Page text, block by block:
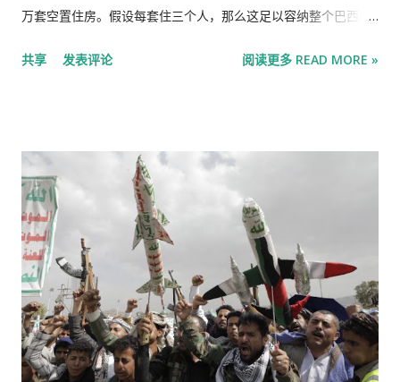
分析，但我们投资的公司是处在特定的时代中，或多或少会受到
个机会，我和大家分享一些我个人的看法。 我今天的分享会围绕
四，回到我们的主题，作为一个全球价值投资人，如何应对当今
时代的挑战。 这四个题目都很大，所以我们也不能够太深入地展
开，但我会尽...
万套空置住房。假设每套住三个人，那么这足以容纳整个巴西的
而实际上中国人口并没有在增长。由于中国的独生子女政策，预
会被买下并入住，尤其是如果经济学家呼吁政府采取的更多支持
措施出台，能让中国买家相信房价会再次上涨。鉴于北京、上海
和深圳等大城市经济活跃，加上外来人员流入也促进了人口增
长，这些城市几乎肯定会消化掉过剩的住房。 在小城市，解决这
个问题则要困难得多，因为这些城市的经济前景往往较弱，人口
也在减少。在中国，研究人员非正式地将城市分为不同等级，近
340 个被划分到三线、四线和五线城市中，人口规模从几十万到
几百万人不等，这其中许多城市的经济都面临困境。 年轻居民正
在离开。根据《华尔街日报》(Wall Street Journal) 基于官方数
共享 发表评论 阅读更多 READ MORE »